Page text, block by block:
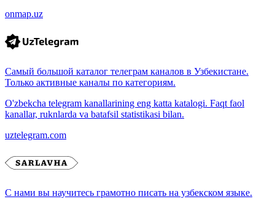
onmap.uz
Самый большой каталог телеграм каналов в Узбекистане.
Только активные каналы по категориям.
O'zbekcha telegram kanallarining eng katta katalogi. Faqt faol
kanallar, ruknlarda va batafsil statistikasi bilan.
uztelegram.com
С нами вы научитесь грамотно писать на узбекском языке.